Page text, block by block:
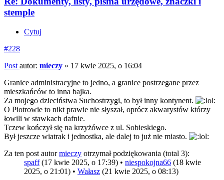
stemple
Cytuj
#228
Post autor: mieczy » 17 kwie 2025, o 16:04
Granice administracyjne to jedno, a granice postrzegane przez
mieszkańców to inna bajka.
Za mojego dzieciństwa Suchostrzygi, to był inny kontynent.
O Piotrowie to nikt prawie nie słyszał, oprócz akwarystów którzy
łowili w stawkach dafnie.
Tczew kończył się na krzyżówce z ul. Sobieskiego.
Był jeszcze wiatrak i jednostka, ale dalej to już nie miasto.
Za ten post autormieczy otrzymał podziękowania (total 3):
spaff(17 kwie 2025, o 17:39) • niespokojna66 (18 kwie
2025, o 21:01) • Wałasz (21 kwie 2025, o 08:13)